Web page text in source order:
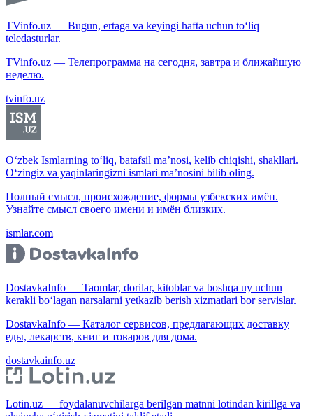
TVinfo.uz — Bugun, ertaga va keyingi hafta uchun to‘liq
teledasturlar.
TVinfo.uz — Телепрограмма на сегодня, завтра и ближайшую
неделю.
tvinfo.uz
O‘zbek Ismlarning to‘liq, batafsil ma’nosi, kelib chiqishi, shakllari.
O‘zingiz va yaqinlaringizni ismlari ma’nosini bilib oling.
Полный смысл, происхождение, формы узбекских имён.
Узнайте смысл своего имени и имён близких.
ismlar.com
DostavkaInfo — Taomlar, dorilar, kitoblar va boshqa uy uchun
kerakli bo‘lagan narsalarni yetkazib berish xizmatlari bor servislar.
DostavkaInfo — Каталог сервисов, предлагающих доставку
еды, лекарств, книг и товаров для дома.
dostavkainfo.uz
Lotin.uz — foydalanuvchilarga berilgan matnni lotindan kirillga va